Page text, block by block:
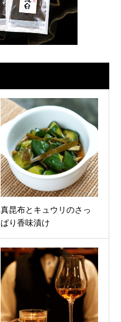
真昆布とキュウリのさっ
ぱり香味漬け